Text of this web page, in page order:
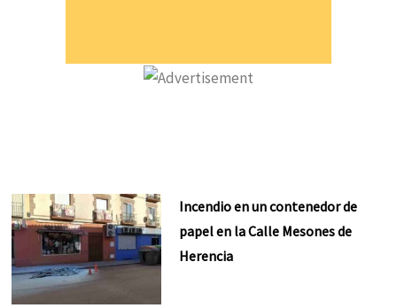
Incendio en un contenedor de
papel en la Calle Mesones de
Herencia